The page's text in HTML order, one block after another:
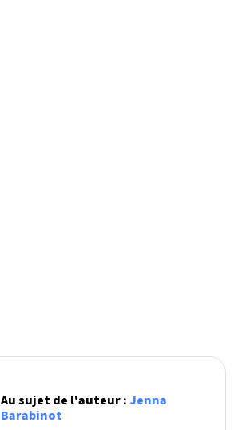
Au sujet de l'auteur : Jenna
Barabinot